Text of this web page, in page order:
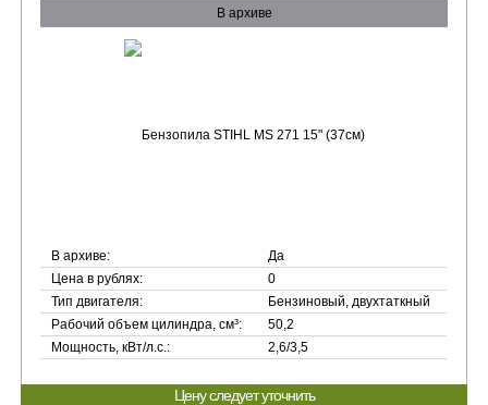
В архиве
В архиве:
Да
Цена в рублях:
0
Тип двигателя:
Бензиновый, двухтаткный
Рабочий объем цилиндра, см³:
50,2
Мощность, кВт/л.с.:
2,6/3,5
Цену следует уточнить